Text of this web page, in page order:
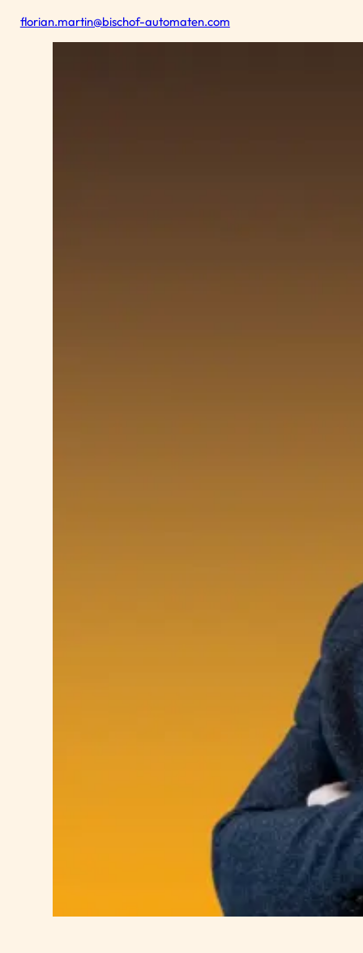
florian.martin@bischof-automaten.com